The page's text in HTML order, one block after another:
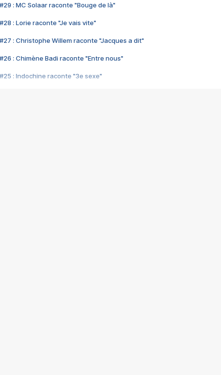
#29 : MC Solaar raconte "Bouge de là"
#28 : Lorie raconte "Je vais vite"
#27 : Christophe Willem raconte "Jacques a dit"
#26 : Chimène Badi raconte "Entre nous"
#25 : Indochine raconte "3e sexe"